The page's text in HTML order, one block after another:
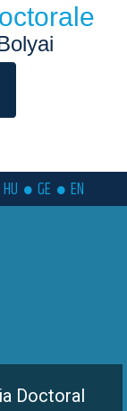
HU GE EN
Doctoral